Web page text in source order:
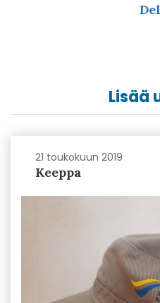
Lisää
21 toukokuun 2019
Keeppa